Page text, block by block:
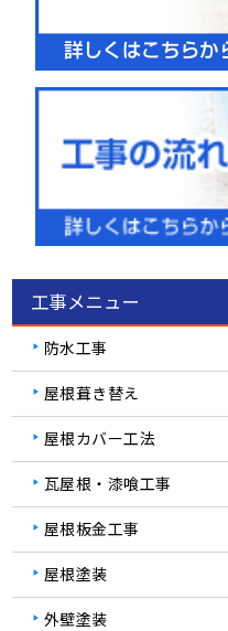
工事メニュー
防水工事
屋根葺き替え
屋根カバー工法
瓦屋根・漆喰工事
屋根板金工事
屋根塗装
外壁塗装